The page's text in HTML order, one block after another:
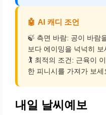
🤖 AI 캐디 조언
🍃 측면 바람: 공이 바람
보다 에이밍을 넉넉히 보
🏌️ 최적의 조건: 근육이
한 피니시를 가져가 보세
내일 날씨예보